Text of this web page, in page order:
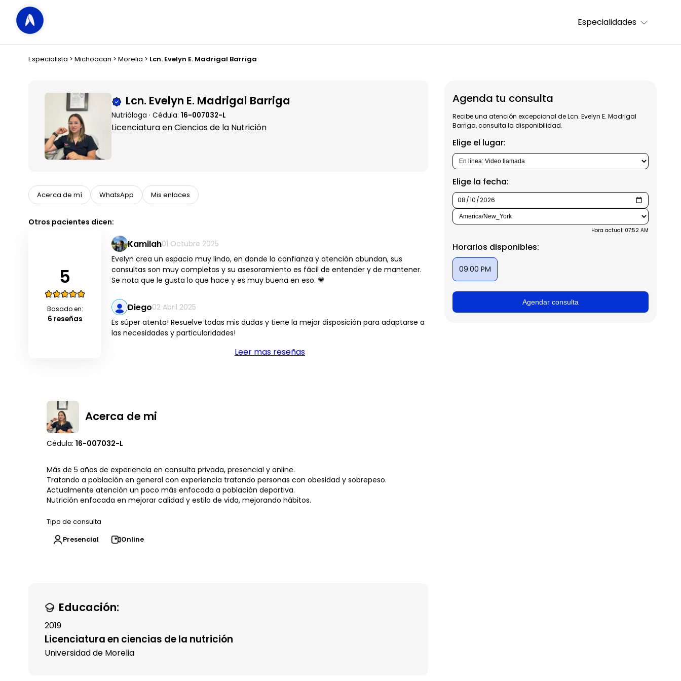
Especialidades
Especialista > Michoacan > Morelia > Lcn. Evelyn E. Madrigal Barriga
Lcn. Evelyn E. Madrigal Barriga
Nutrióloga · Cédula: 16-007032-L
Licenciatura en Ciencias de la Nutrición
Agenda tu consulta
Recibe una atención excepcional de Lcn. Evelyn E. Madrigal
Barriga, consulta la disponibilidad.
Elige el lugar:
Elige la fecha:
Hora actual: 07:52 AM
Horarios disponibles:
09:00 PM
Agendar consulta
Acerca de mí WhatsApp Mis enlaces
Otros pacientes dicen:
5
Basado en:
6 reseñas
Kamilah01 Octubre 2025
Evelyn crea un espacio muy lindo, en donde la confianza y atención abundan, sus
consultas son muy completas y su asesoramiento es fácil de entender y de mantener.
Se nota que le gusta lo que hace y es muy buena en eso. 💗
Diego02 Abril 2025
Es súper atenta! Resuelve todas mis dudas y tiene la mejor disposición para adaptarse a
las necesidades y particularidades!
Leer mas reseñas
Acerca de mi
Cédula: 16-007032-L
Más de 5 años de experiencia en consulta privada, presencial y online.
Tratando a población en general con experiencia tratando personas con obesidad y sobrepeso.
Actualmente atención un poco más enfocada a población deportiva.
Nutrición enfocada en mejorar calidad y estilo de vida, mejorando hábitos.
Tipo de consulta
Presencial Online
Educación:
2019
Licenciatura en ciencias de la nutrición
Universidad de Morelia